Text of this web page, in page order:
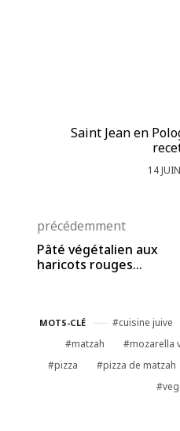
Saint Jean en
14
précédemment
Pâté végétalien aux
haricots rouges
MOTS-CLÉ cuisine juive
matzah
mozarella
pizza
pizza de matzah